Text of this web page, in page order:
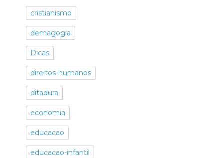
cristianismo
demagogia
Dicas
direitos-humanos
ditadura
economia
educacao
educacao-infantil